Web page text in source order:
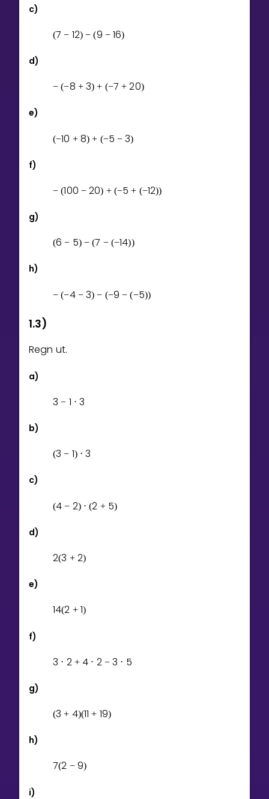
c)
(7 − 12) − (9 − 16)
d)
− (−8 + 3) + (−7 + 20)
e)
(−10 + 8) + (−5 − 3)
f)
− (100 − 20) + (−5 + (−12))
g)
(6 − 5) − (7 − (−14))
h)
− (−4 − 3) − (−9 − (−5))
1.3)
Regn ut.
a)
3 − 1 ⋅ 3
b)
(3 − 1) ⋅ 3
c)
(4 − 2) ⋅ (2 + 5)
d)
2(3 + 2)
e)
14(2 + 1)
f)
3 ⋅ 2 + 4 ⋅ 2 − 3 ⋅ 5
g)
(3 + 4)(11 + 19)
h)
7(2 − 9)
i)